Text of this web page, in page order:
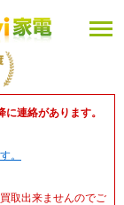
連絡があります。
。
取出来ませんのでご